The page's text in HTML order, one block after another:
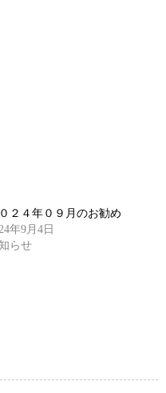
２４年０９月のお勧め
年9月4日
らせ